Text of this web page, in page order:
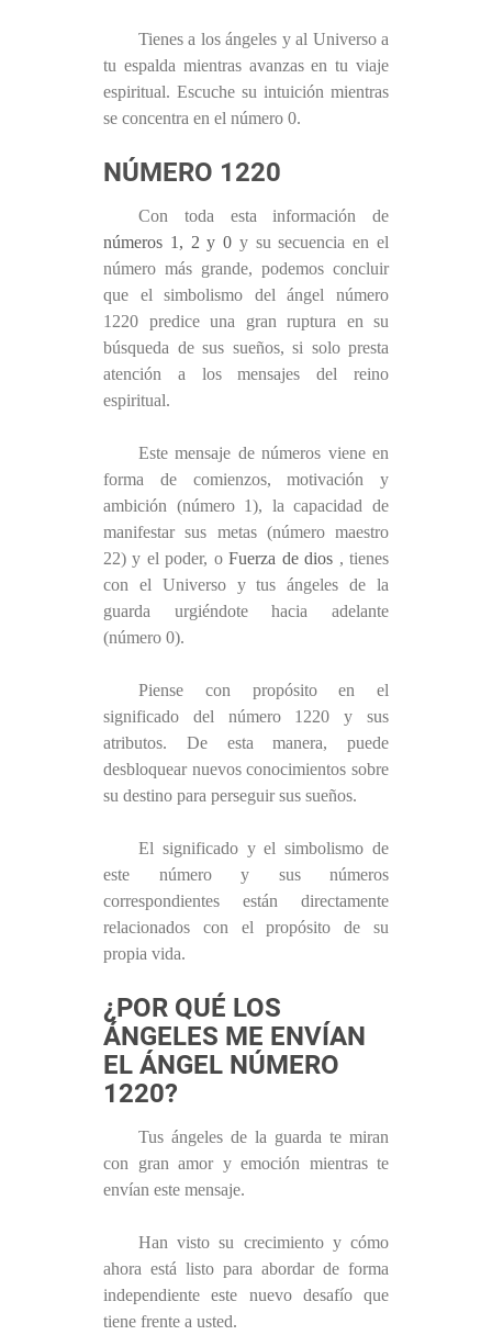
Tienes a los ángeles y al Universo a
tu espalda mientras avanzas en tu viaje
espiritual. Escuche su intuición mientras
se concentra en el número 0.
NÚMERO 1220
Con toda esta información de
números 1, 2 y 0 y su secuencia en el
número más grande, podemos concluir
que el simbolismo del ángel número
1220 predice una gran ruptura en su
búsqueda de sus sueños, si solo presta
atención a los mensajes del reino
espiritual.
Este mensaje de números viene en
forma de comienzos, motivación y
ambición (número 1), la capacidad de
manifestar sus metas (número maestro
22) y el poder, oFuerza de dios , tienes
con el Universo y tus ángeles de la
guarda urgiéndote hacia adelante
(número 0).
Piense con propósito en el
significado del número 1220 y sus
atributos. De esta manera, puede
desbloquear nuevos conocimientos sobre
su destino para perseguir sus sueños.
El significado y el simbolismo de
este número y sus números
correspondientes están directamente
relacionados con el propósito de su
propia vida.
¿POR QUÉ LOS
ÁNGELES ME ENVÍAN
EL ÁNGEL NÚMERO
1220?
Tus ángeles de la guarda te miran
con gran amor y emoción mientras te
envían este mensaje.
Han visto su crecimiento y cómo
ahora está listo para abordar de forma
independiente este nuevo desafío que
tiene frente a usted.